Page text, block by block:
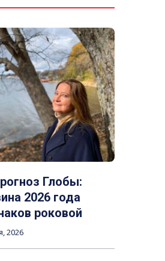
Глобы:
2026 года
роковой
2026